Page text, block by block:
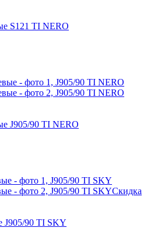
S121 TI NERO
J905/90 TI NERO
Скидка
J905/90 TI SKY